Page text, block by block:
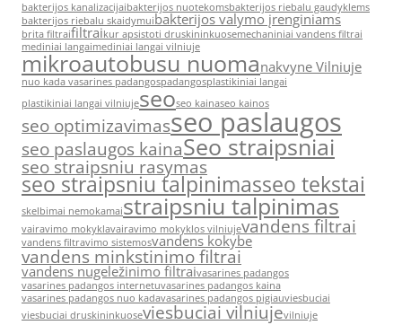
bakterijos kanalizacijaibakterijos nuotekomsbakterijos riebalu gaudyklems
bakterijos riebalu skaidymuibakterijos valymo įrenginiams
brita filtraifiltraikur apsistoti druskininkuosemechaniniai vandens filtrai
mediniai langaimediniai langai vilniuje
mikroautobusu nuomanakvyne Vilniuje
nuo kada vasarines padangospadangosplastikiniai langai
plastikiniai langai vilniujeseoseo kainaseo kainos
seo optimizavimasseo paslaugos
seo paslaugos kainaSeo straipsniai
seo straipsniu rasymas
seo straipsniu talpinimasseo tekstai
skelbimai nemokamaistraipsniu talpinimas
vairavimo mokyklavairavimo mokyklos vilniujevandens filtrai
vandens filtravimo sistemosvandens kokybe
vandens minkstinimo filtrai
vandens nugeležinimo filtraivasarines padangos
vasarines padangos internetuvasarines padangos kaina
vasarines padangos nuo kadavasarines padangos pigiauviesbuciai
viesbuciai druskininkuoseviesbuciai vilniujevilniuje